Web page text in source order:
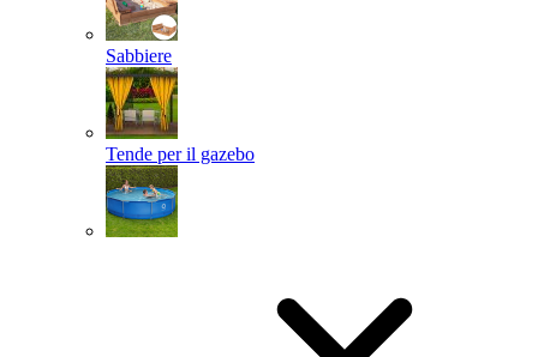
Sabbiere
Tende per il gazebo